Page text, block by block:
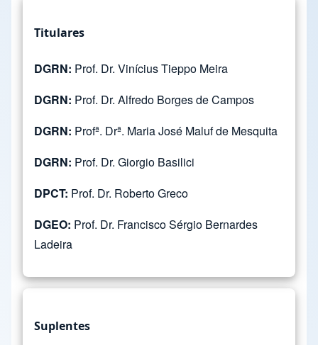
Titulares
DGRN: Prof. Dr. Vinícius Tieppo Meira
DGRN: Prof. Dr. Alfredo Borges de Campos
DGRN: Profª. Drª. Maria José Maluf de Mesquita
DGRN: Prof. Dr. Giorgio Basilici
DPCT: Prof. Dr. Roberto Greco
DGEO: Prof. Dr. Francisco Sérgio Bernardes
Ladeira
Suplentes